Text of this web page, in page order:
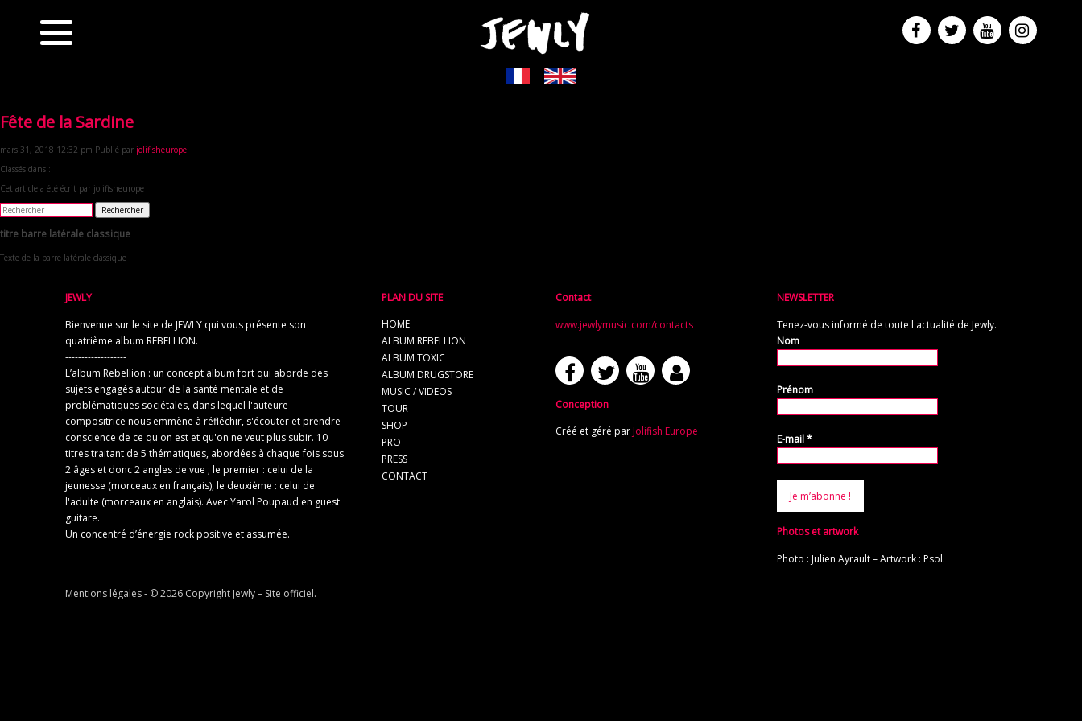
Fête de la Sardine
mars 31, 2018 12:32 pm Publié par jolifisheurope
Classés dans :
Cet article a été écrit par jolifisheurope
Rechercher
titre barre latérale classique
Texte de la barre latérale classique
JEWLY
Bienvenue sur le site de JEWLY qui vous présente son
quatrième album REBELLION.
-------------------
L’album Rebellion : un concept album fort qui aborde des
sujets engagés autour de la santé mentale et de
problématiques sociétales, dans lequel l'auteure-
compositrice nous emmène à réfléchir, s'écouter et prendre
conscience de ce qu'on est et qu'on ne veut plus subir. 10
titres traitant de 5 thématiques, abordées à chaque fois sous
2 âges et donc 2 angles de vue ; le premier : celui de la
jeunesse (morceaux en français), le deuxième : celui de
l'adulte (morceaux en anglais). Avec Yarol Poupaud en guest
guitare.
Un concentré d’énergie rock positive et assumée.
PLAN DU SITE
HOME
ALBUM REBELLION
ALBUM TOXIC
ALBUM DRUGSTORE
MUSIC / VIDEOS
TOUR
SHOP
PRO
PRESS
CONTACT
Contact
www.jewlymusic.com/contacts
Conception
Créé et géré par Jolifish Europe
NEWSLETTER
Tenez-vous informé de toute l'actualité de Jewly.
Nom
Prénom
E-mail*
Photos et artwork
Photo : Julien Ayrault – Artwork : Psol.
Mentions légales- © 2026 Copyright Jewly – Site officiel.